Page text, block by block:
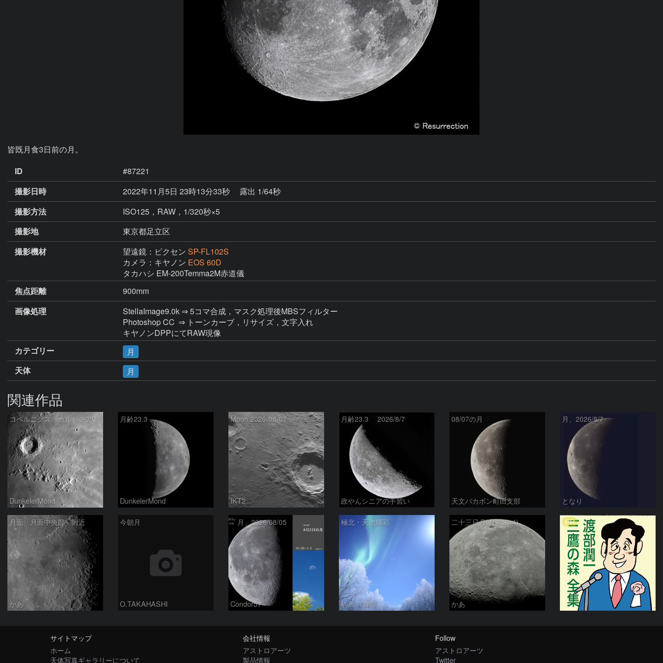
皆既月食3日前の月。
ID
#87221
撮影日時
2022年11月5日 23時13分33秒
露出 1/64秒
撮影方法
ISO125，RAW，1/320秒×5
撮影地
東京都足立区
撮影機材
望遠鏡：ビクセン SP-FL102S
カメラ：キヤノン EOS 60D
タカハシ EM-200Temma2M赤道儀
焦点距離
900mm
画像処理
StellaImage9.0k ⇒ 5コマ合成，マスク処理後MBSフィルター
Photoshop CC  ⇒ トーンカーブ，リサイズ，文字入れ
キヤノンDPPにてRAW現像
カテゴリー
月
天体
月
関連作品
コペルニクス、カルパチア山脈付近
DunkelerMond
月齢23.3
DunkelerMond
Moon 2026-08-07
IKT2
月齢23.3 2026/8/7
政やんシニアの手習い
08/07の月
天文バカボン町田支部
月、2026/8/7
となり
月面「月面中央部」附近
かあ
今朝月
O.TAKAHASHI
「月」2026/08/05
Condor57
極北・天地輝彩
駒沢 満晴
二十三日月(月齢21.4)
かあ
PR
サイトマップ
ホーム
天体写真ギャラリーについて
会社情報
アストロアーツ
製品情報
Follow
アストロアーツ
Twitter